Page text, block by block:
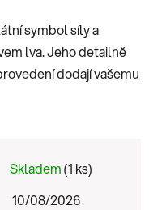
symbol síly a
lva. Jeho detailně
dodají vašemu
Skladem(1 ks)
10/08/2026